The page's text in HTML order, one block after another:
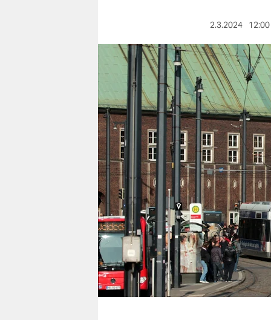
berlin
nord
wahrheit
verlag
verlag
veranstaltungen
shop
fragen & hilfe
unterstützen
abo
genossenschaft
2.3.2024